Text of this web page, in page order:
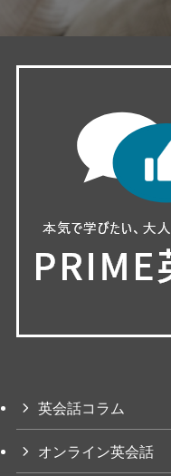
英会話コラム
オンライン英会話